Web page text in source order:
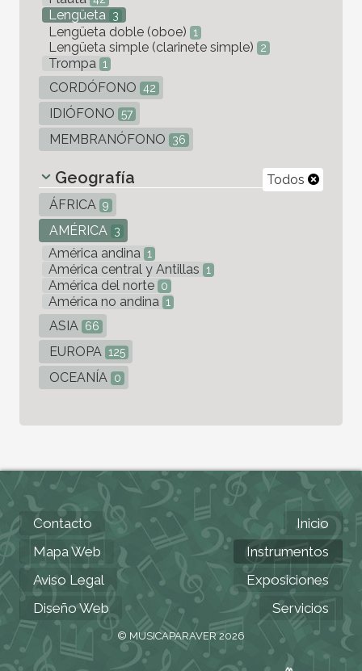
Lengüeta 3
Lengüeta doble (oboe) 1
Lengüeta simple (clarinete simple) 2
Trompa 1
CORDÓFONO 42
IDIÓFONO 57
MEMBRANÓFONO 36
Todos
Geografía
ÁFRICA 9
AMÉRICA 3
América andina 1
América central y Antillas 1
América del norte 0
América no andina 1
ASIA 66
EUROPA 125
OCEANÍA 0
Contacto
Mapa Web
Aviso Legal
Diseño Web
Inicio
Instrumentos
Exposiciones
Servicios
© MUSICAPARAVER 2026